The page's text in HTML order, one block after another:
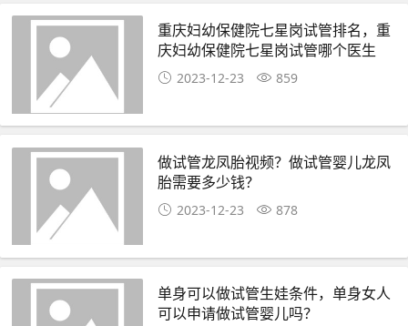
重庆妇幼保健院七星岗试管排名，重
庆妇幼保健院七星岗试管哪个医生
好！2023-12-23 859
做试管龙凤胎视频？做试管婴儿龙凤
胎需要多少钱？
2023-12-23 878
单身可以做试管生娃条件，单身女人
可以申请做试管婴儿吗？